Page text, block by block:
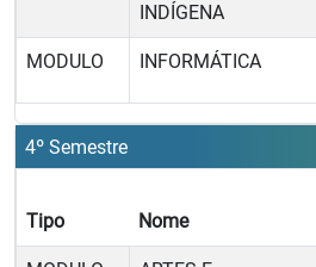
INDÍGENA
MODULO INFORMÁTICA
4º Semestre
Tipo Nome